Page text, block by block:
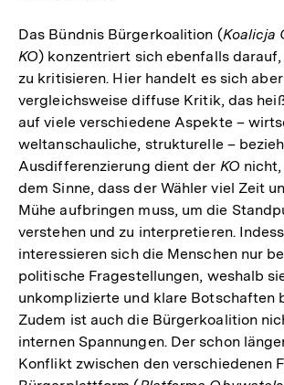
Das Bündnis Bürgerkoalition (Koalicja
KO) konzentriert sich ebenfalls
zu kritisieren. Hier handelt es sich
vergleichsweise diffuse Kritik, das
auf viele verschiedene Aspekte –
weltanschauliche, strukturelle –
Ausdifferenzierung dient der KO
dem Sinne, dass der Wähler viel Zeit
Mühe aufbringen muss, um die
verstehen und zu interpretieren.
interessieren sich die Menschen nur
politische Fragestellungen, weshalb
unkomplizierte und klare Botschaften
Zudem ist auch die Bürgerkoalition
internen Spannungen. Der schon
Konflikt zwischen den verschiedenen